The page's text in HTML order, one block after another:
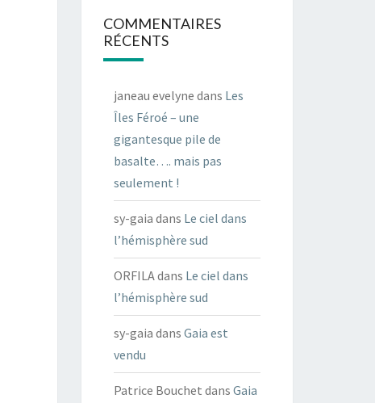
COMMENTAIRES
RÉCENTS
janeau evelyne dans Les
Îles Féroé – une
gigantesque pile de
basalte…. mais pas
seulement !
sy-gaia dans Le ciel dans
l’hémisphère sud
ORFILAdans Le ciel dans
l’hémisphère sud
sy-gaia dans Gaia est
vendu
Patrice Bouchet dans Gaia